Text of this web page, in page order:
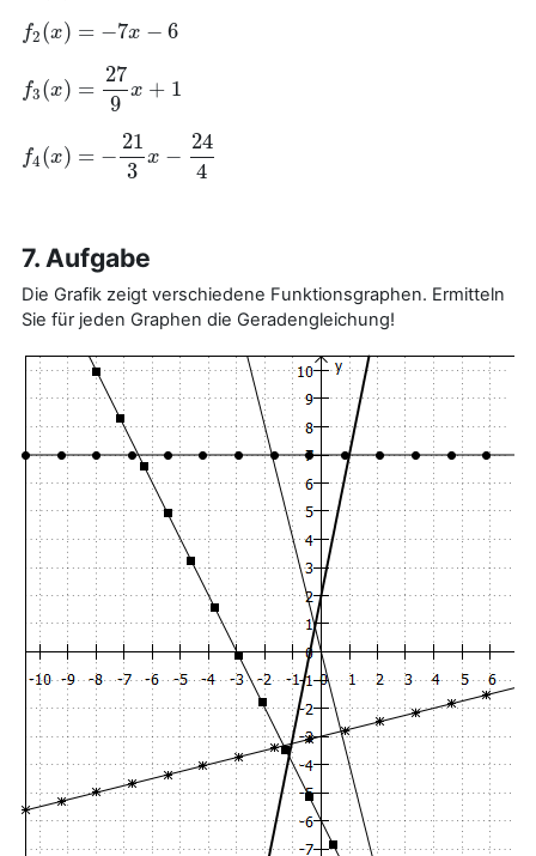
f2(x) = −7x − 6
f2(x)= −7x−6
f3(x) =
27
9
x + 1
f3(x)= 279 x+1
f4(x) = −
21
3
x −
24
4
f4(x)= −21 3x−244
7. Aufgabe
Die Grafik zeigt verschiedene Funktionsgraphen. Ermitteln
Sie für jeden Graphen die Geradengleichung!